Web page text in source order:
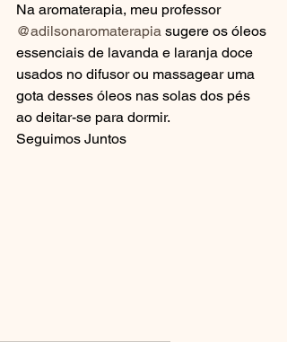
Na aromaterapia, meu professor
@adilsonaromaterapia sugere os óleos
essenciais de lavanda e laranja doce
usados no difusor ou massagear uma
gota desses óleos nas solas dos pés
ao deitar-se para dormir.
Seguimos Juntos